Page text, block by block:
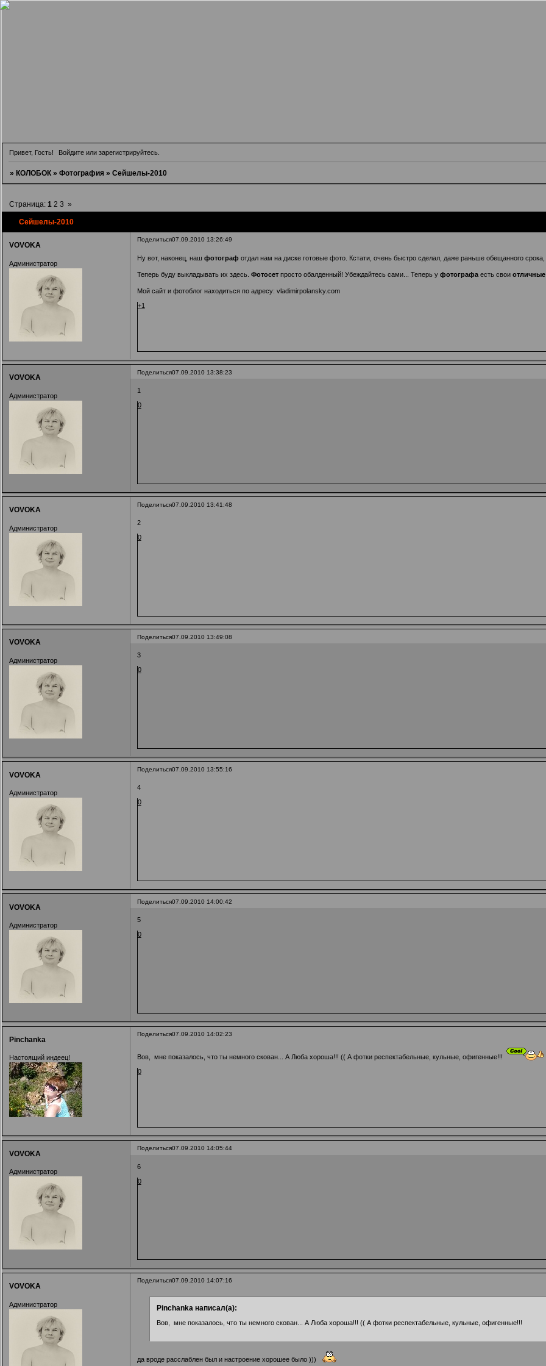
Привет, Гость! Войдите илизарегистрируйтесь
» КОЛОБОК » Фотография » Сейшелы-2010
Сейшелы-2010
Страница: 1 2 3 »
Поделиться07.09.2010 13:26:49
VOVOKA
Администратор
Ну вот, наконец, наш фотограф отдал нам на диске готовые фото. Кстати, очень быстро сделал, даже раньше обещанного срока,
Теперь буду выкладывать их здесь. Фотосет просто обалденный! Убеждайтесь сами... Теперь у фотографа есть свои
Мой сайт и фотоблог находиться по адресу: vladimirpolansky.com
+1
Поделиться07.09.2010 13:38:23
VOVOKA
Администратор
1
0
Поделиться07.09.2010 13:41:48
VOVOKA
Администратор
2
0
Поделиться07.09.2010 13:49:08
VOVOKA
Администратор
3
0
Поделиться07.09.2010 13:55:16
VOVOKA
Администратор
4
0
Поделиться07.09.2010 14:00:42
VOVOKA
Администратор
5
0
Поделиться07.09.2010 14:02:23
Pinchanka
Настоящий индеец!
Вов, мне показалось, что ты немного скован... А Люба хороша!!! (( А фотки респектабельные, кульные, офигенные!!!
0
Поделиться07.09.2010 14:05:44
VOVOKA
Администратор
6
0
Поделиться07.09.2010 14:07:16
VOVOKA
Администратор Pinchanka написал(а):
Вов, мне показалось, что ты немного скован... А Люба хороша!!! (( А фотки респектабельные, кульные, офигенные!!!
да вроде расслаблен был и настроение хорошее было )))